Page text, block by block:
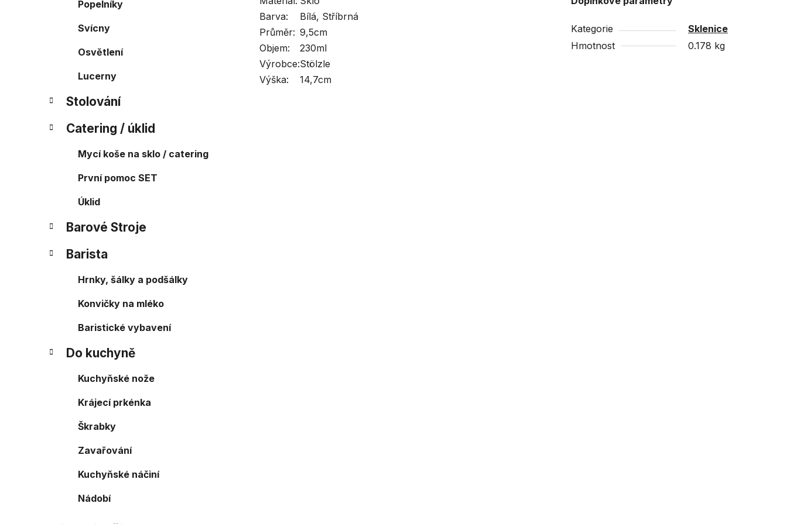
Popelníky
Svícny
Osvětlení
Lucerny
Stolování
Catering / úklid
Mycí koše na sklo / catering
První pomoc SET
Úklid
Barové Stroje
Barista
Hrnky, šálky a podšálky
Konvičky na mléko
Baristické vybavení
Do kuchyně
Kuchyňské nože
Krájecí prkénka
Škrabky
Zavařování
Kuchyňské náčiní
Nádobí
Barva:
Bílá, Stříbrná
Průměr: 9,5cm
Objem:
230ml
Výrobce:Stölzle
Výška:
14,7cm
Kategorie
Sklenice
Hmotnost
0.178 kg